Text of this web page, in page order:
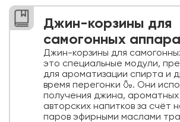
Джин-корзины для
самогонных
Джин-корзины для
это специальные модули,
для ароматизации спирта и
время перегонки 🍶. Они
получения джина,
авторских напитков за счёт
паров эфирными маслами